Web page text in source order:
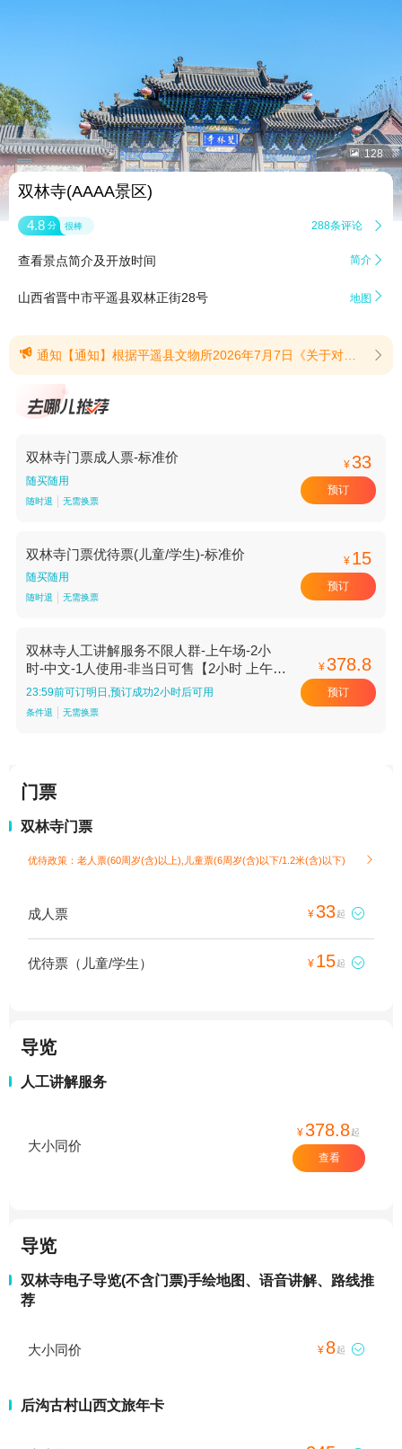
 128
双林寺(AAAA景区)
4.8 分 很棒 288条评论 
查看景点简介及开放时间 简介 
山西省晋中市平遥县双林正街28号 地图 
 通知【通知】根据平遥县文物所2026年7月7日《关于对双林寺千佛殿进行施工》的通知，因双林寺千佛殿内壁画彩塑存在险情，需实施保护修缮。修缮工期:2026年7月至2028年9月。为加强文物保护和确保游客人身安全，届时将对双林寺千佛殿进行半封闭。(提示有效期2026/7/9至2028/9/30) 
双林寺门票成人票-标准价
随买随用
随时退 无需换票
¥33
预订
双林寺门票优待票(儿童/学生)-标准价
随买随用
随时退 无需换票
¥ 15
预订
双林寺人工讲解服务不限人群-上午场-2小
时-中文-1人使用-非当日可售【2小时 上午场
中文 1人使用】
23:59前可订明日,预订成功2小时后可用
条件退 无需换票
¥378.8
预订
门票
双林寺门票
优待政策：老人票(60周岁(含)以上),儿童票(6周岁(含)以下/1.2米(含)以下) 
成人票 ¥33起 
优待票（儿童/学生） ¥ 15起 
导览
人工讲解服务
大小同价
¥378.8起
查看
导览
双林寺电子导览(不含门票)手绘地图、语音讲解、路线推
荐
大小同价 ¥ 8起 
后沟古村山西文旅年卡